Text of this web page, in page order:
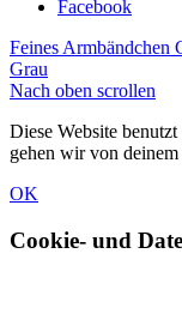
Facebook
Feines Armbändchen
Grau
Nach oben scrollen
Diese Website
gehen wir von
OK
Cookie- und